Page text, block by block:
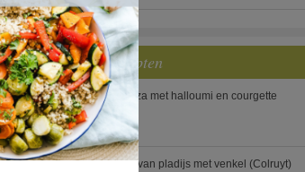
Nieuwste Recepten
Turkse pizza met halloumi en courgette
Waterzooi van pladijs met venkel (Colruyt)